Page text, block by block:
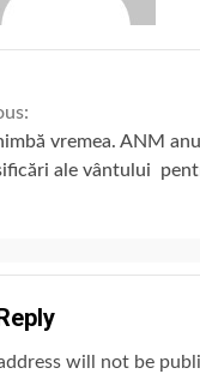
vremea. ANM
ale vântului
will not be